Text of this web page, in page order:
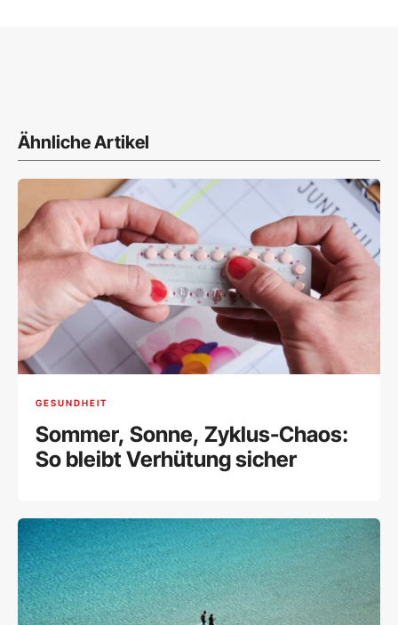
Ähnliche Artikel
GESUNDHEIT
Sommer, Sonne, Zyklus-Chaos:
So bleibt Verhütung sicher